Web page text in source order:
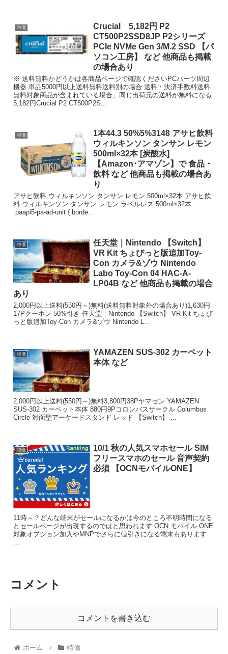
特価
Crucial 5,182円 P2
CT500P2SSD8JP P2シリーズ
PCIe NVMe Gen 3/M.2 SSD 【パ
ソコン工房】 など 他商品も掲載
の場合あり
※ 送料無料かどうかは各商品ページで確認くださいPCパーツ周辺
機器 単品5000円以上送料無料送料別の場合 送料・決済手数料送料
無料対象商品が含まれている場合、同じ出荷元の送料が無料になる
5,182円Crucial P2 CT500P2S...
特価
1本44.3 50%5%3148 アサヒ飲料
ウィルキンソン タンサン レモン
500ml×32本 [炭酸水]
【Amazon･アマゾン】で 食品・
飲料 など 他商品も掲載の場合あ
り
アサヒ飲料 ウィルキンソン タンサン レモン 500ml×32本 アサヒ飲
料 ウィルキンソン タンサン レモン ラベルレス 500ml×32本
.paapi5-pa-ad-unit { borde...
特価
任天堂｜Nintendo 【Switch】
VR Kit ちょびっと版追加Toy-
Con カメラ&ゾウ Nintendo
Labo Toy-Con 04 HAC-A-
LP04B など 他商品も掲載の場合
あり
2,000円以上送料(550円～)無料(送料無料対象外の場合あり)1,630円
17Pクーポン 50%引き 任天堂｜Nintendo 【Switch】 VR Kit ちょび
っと版追加Toy-Con カメラ&ゾウ Nintendo L...
特価
YAMAZEN SUS-302 カーペット
本体 など
2,000円以上送料(550円～)無料3,800円38Pヤマゼン YAMAZEN
SUS-302 カーペット本体 880円9Pコロンバスサークル Columbus
Circle 対面型アーケードスタンド レッド 【Switch】 ...
特価
10/1 秋の人気スマホセール SIM
フリースマホのセール 音声契約
必須 【OCNモバイルONE】
11時～？どんな端末がセールになるかは今のところ不明時間になる
とセールページが出現するのではと思われます OCN モバイル ONE
対象オプション加入やMNPでさらに値引きになる端末もあります
...
コメント
コメントを書き込む
ホーム 特価